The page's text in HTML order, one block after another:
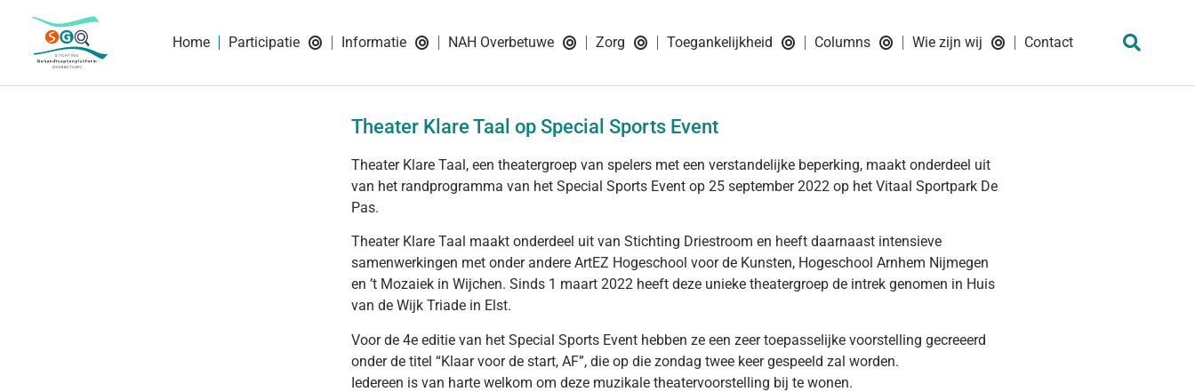
Home Participatie Informatie NAH Overbetuwe Zorg Toegankelijkheid Columns Wie zijn wij Contact
Theater Klare Taal op Special Sports Event
Theater Klare Taal, een theatergroep van spelers met een verstandelijke beperking, maakt onderdeel uit
van het randprogramma van het Special Sports Event op 25 september 2022 op het Vitaal Sportpark De
Pas.
Theater Klare Taal maakt onderdeel uit van Stichting Driestroom en heeft daarnaast intensieve
samenwerkingen met onder andere ArtEZ Hogeschool voor de Kunsten, Hogeschool Arnhem Nijmegen
en ’t Mozaiek in Wijchen. Sinds 1 maart 2022 heeft deze unieke theatergroep de intrek genomen in Huis
van de Wijk Triade in Elst.
Voor de 4e editie van het Special Sports Event hebben ze een zeer toepasselijke voorstelling gecreeerd
onder de titel “Klaar voor de start, AF”, die op die zondag twee keer gespeeld zal worden.
Iedereen is van harte welkom om deze muzikale theatervoorstelling bij te wonen.